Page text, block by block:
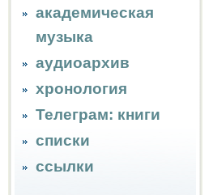
академическая
музыка
аудиоархив
хронология
Телеграм: книги
списки
ссылки